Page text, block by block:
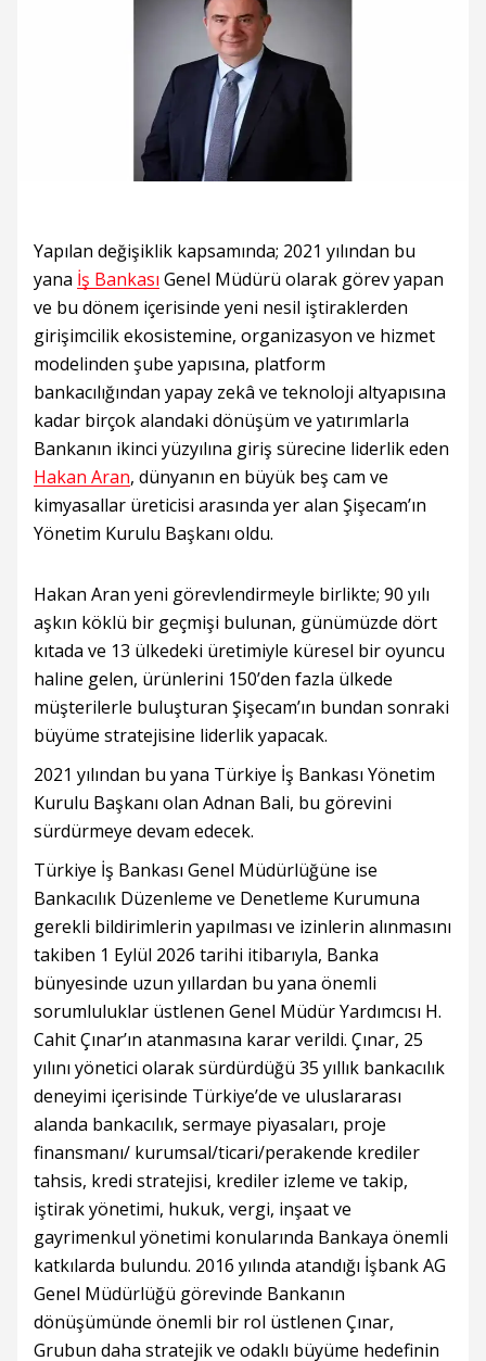
Yapılan değişiklik kapsamında; 2021 yılından bu
yana İş Bankası Genel Müdürü olarak görev yapan
ve bu dönem içerisinde yeni nesil iştiraklerden
girişimcilik ekosistemine, organizasyon ve hizmet
modelinden şube yapısına, platform
bankacılığından yapay zekâ ve teknoloji altyapısına
kadar birçok alandaki dönüşüm ve yatırımlarla
Bankanın ikinci yüzyılına giriş sürecine liderlik eden
Hakan Aran, dünyanın en büyük beş cam ve
kimyasallar üreticisi arasında yer alan Şişecam’ın
Yönetim Kurulu Başkanı oldu.
Hakan Aran yeni görevlendirmeyle birlikte; 90 yılı
aşkın köklü bir geçmişi bulunan, günümüzde dört
kıtada ve 13 ülkedeki üretimiyle küresel bir oyuncu
haline gelen, ürünlerini 150’den fazla ülkede
müşterilerle buluşturan Şişecam’ın bundan sonraki
büyüme stratejisine liderlik yapacak.
2021 yılından bu yana Türkiye İş Bankası Yönetim
Kurulu Başkanı olan Adnan Bali, bu görevini
sürdürmeye devam edecek.
Türkiye İş Bankası Genel Müdürlüğüne ise
Bankacılık Düzenleme ve Denetleme Kurumuna
gerekli bildirimlerin yapılması ve izinlerin alınmasını
takiben 1 Eylül 2026 tarihi itibarıyla, Banka
bünyesinde uzun yıllardan bu yana önemli
sorumluluklar üstlenen Genel Müdür Yardımcısı H.
Cahit Çınar’ın atanmasına karar verildi. Çınar, 25
yılını yönetici olarak sürdürdüğü 35 yıllık bankacılık
deneyimi içerisinde Türkiye’de ve uluslararası
alanda bankacılık, sermaye piyasaları, proje
finansmanı/ kurumsal/ticari/perakende krediler
tahsis, kredi stratejisi, krediler izleme ve takip,
iştirak yönetimi, hukuk, vergi, inşaat ve
gayrimenkul yönetimi konularında Bankaya önemli
katkılarda bulundu. 2016 yılında atandığı İşbank AG
Genel Müdürlüğü görevinde Bankanın
dönüşümünde önemli bir rol üstlenen Çınar,
Grubun daha stratejik ve odaklı büyüme hedefinin